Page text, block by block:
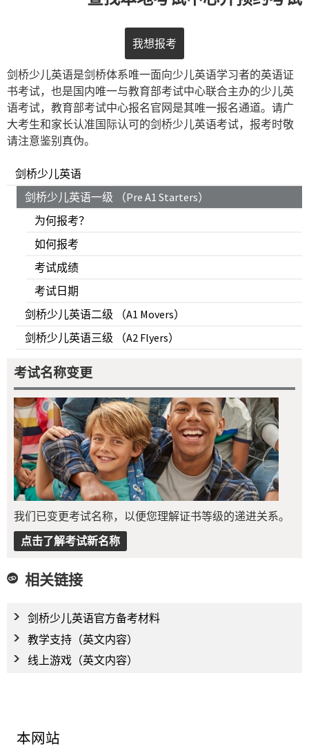
剑桥少儿英语
剑桥少儿英语一级 （Pre A1 Starters）
为何报考？
如何报考
考试成绩
考试日期
剑桥少儿英语二级 （A1 Movers）
剑桥少儿英语三级 （A2 Flyers）
考试名称变更
我们已变更考试名称，以便您理解证书等级的递进关系。
点击了解考试新名称
相关链接
剑桥少儿英语官方备考材料
教学支持（英文内容）
线上游戏（英文内容）
我想报考
剑桥少儿英语是剑桥体系唯一面向少儿英语学习者的英语证
书考试，也是国内唯一与教育部考试中心联合主办的少儿英
语考试，教育部考试中心报名官网是其唯一报名通道。请广
大考生和家长认准国际认可的剑桥少儿英语考试，报考时敬
请注意鉴别真伪。
本网站